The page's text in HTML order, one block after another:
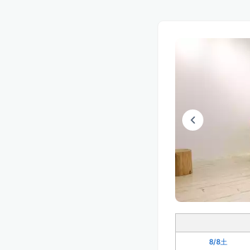
8/8土